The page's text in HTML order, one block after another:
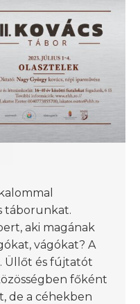
táborunkat.
aki magának
vágókat? A
Üllőt és fújtatót
főként
de a céhekben